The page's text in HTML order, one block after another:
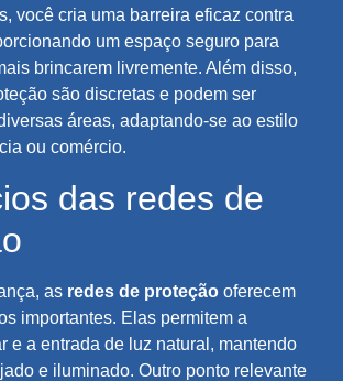
você cria uma barreira eficaz contra
um espaço seguro para
brincarem livremente. Além disso,
são discretas e podem ser
áreas, adaptando-se ao estilo
ou comércio.
das redes de
as redes de proteção oferecem
importantes. Elas permitem a
e a entrada de luz natural, mantendo
e iluminado. Outro ponto relevante